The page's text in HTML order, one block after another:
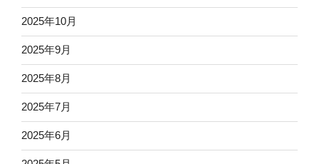
2025年10月
2025年9月
2025年8月
2025年7月
2025年6月